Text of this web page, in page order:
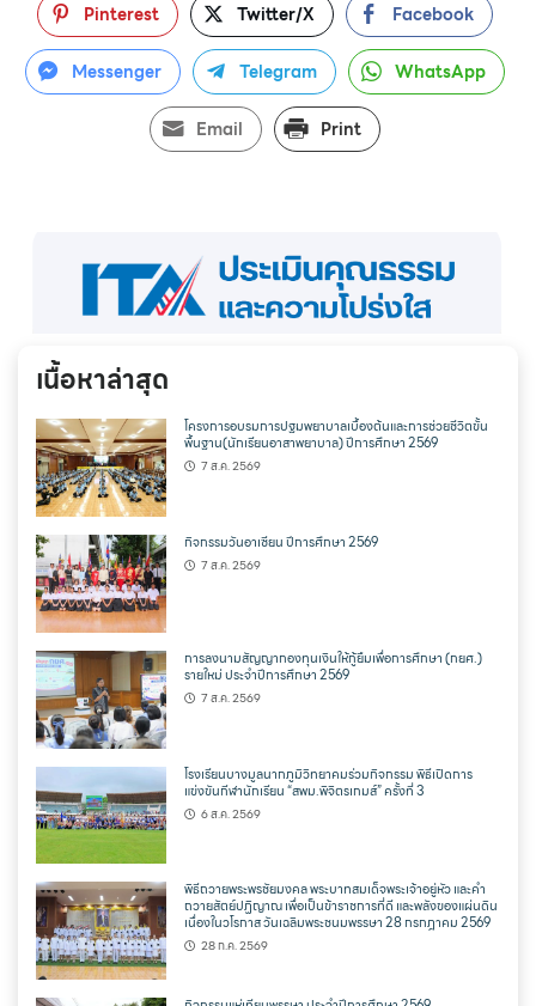
Pinterest Twitter/X Facebook
Messenger Telegram WhatsApp
Email Print
เนื้อหาล่าสุด
โครงการอบรมการปฐมพยาบาลเบื้องต้นและการช่วยชีวิตขั้น
พื้นฐาน(นักเรียนอาสาพยาบาล) ปีการศึกษา 2569
7 ส.ค. 2569
กิจกรรมวันอาเซียน ปีการศึกษา 2569
7 ส.ค. 2569
การลงนามสัญญากองทุนเงินให้กู้ยืมเพื่อการศึกษา (กยศ.)
รายใหม่ ประจำปีการศึกษา 2569
7 ส.ค. 2569
โรงเรียนบางมูลนากภูมิวิทยาคมร่วมกิจกรรม พิธีเปิดการ
แข่งขันกีฬานักเรียน “สพม.พิจิตรเกมส์” ครั้งที่ 3
6 ส.ค. 2569
พิธีถวายพระพรชัยมงคล พระบาทสมเด็จพระเจ้าอยู่หัว และคำ
ถวายสัตย์ปฏิญาณ เพื่อเป็นข้าราชการที่ดี และพลังของแผ่นดิน
เนื่องในวโรกาส วันเฉลิมพระชนมพรรษา 28 กรกฎาคม 2569
28 ก.ค. 2569